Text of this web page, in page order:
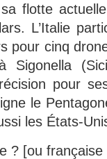
flotte
L’Italie
pour cinq
Sigonella
pour
le
les États-
? [ou française